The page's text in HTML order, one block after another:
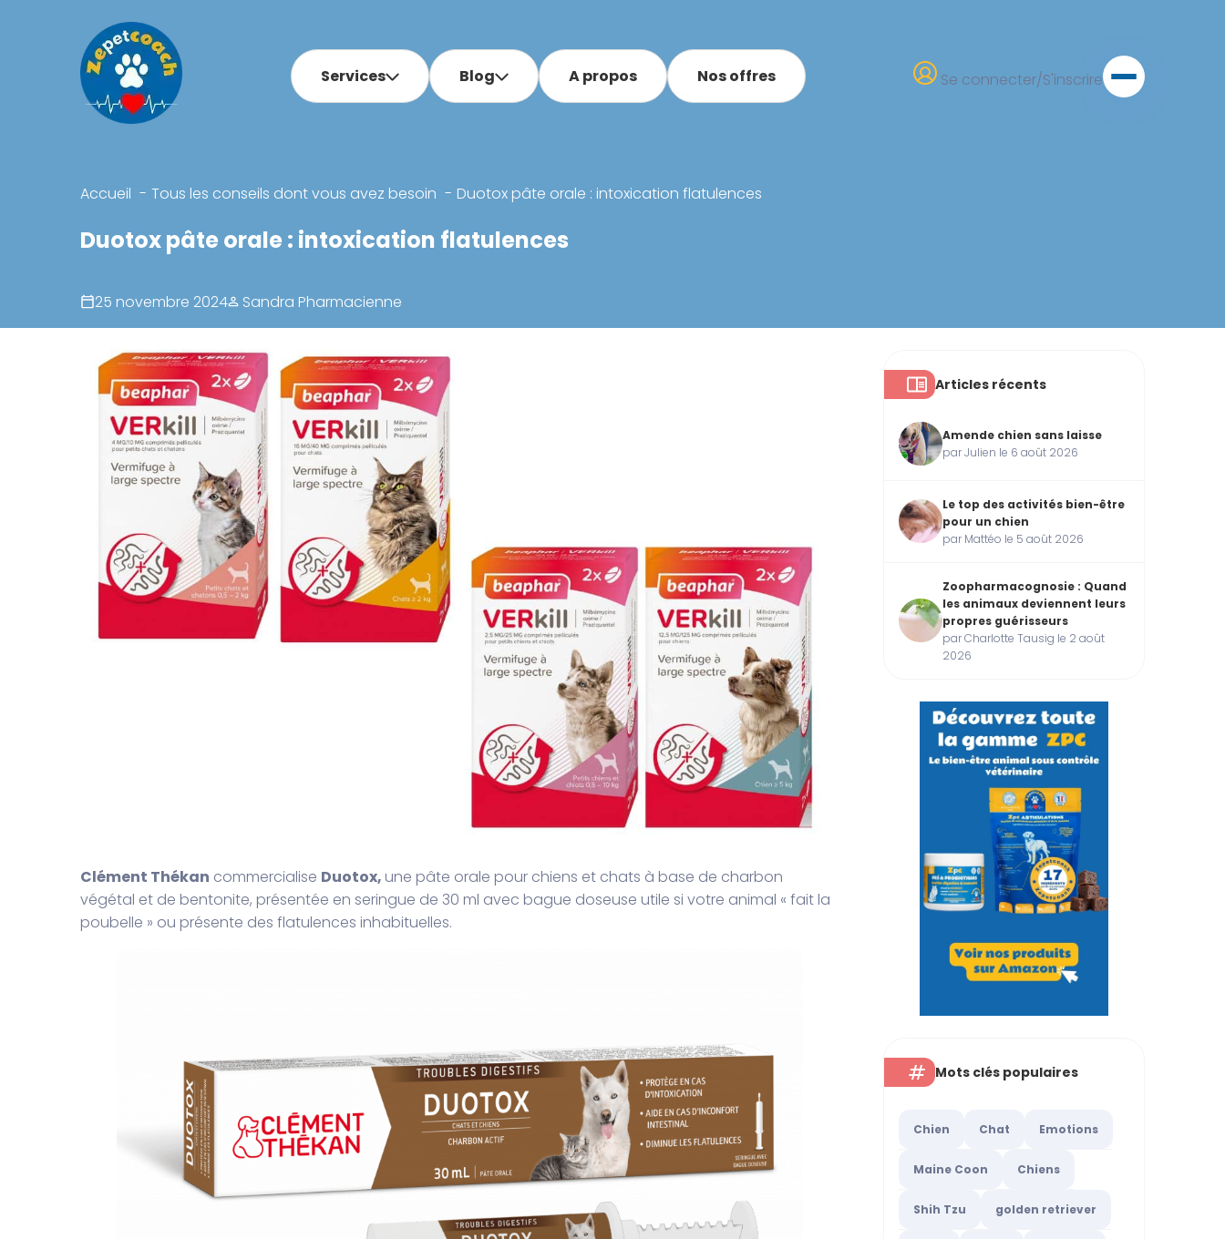
Services Blog A propos Nos offres Se connecter/S'inscrire
Accueil Tous les conseils dont vous avez besoin Duotox pâte orale : intoxication flatulences
Duotox pâte orale : intoxication flatulences
25 novembre 2024 Sandra Pharmacienne
Clément Thékan commercialise Duotox, une pâte orale pour chiens et chats à base de charbon
végétal et de bentonite, présentée en seringue de 30 ml avec bague doseuse utile si votre animal « fait la
poubelle » ou présente des flatulences inhabituelles.
Articles récents
Amende chien sans laisse
par Julien le 6 août 2026
Le top des activités bien-être
pour un chien
par Mattéo le 5 août 2026
Zoopharmacognosie : Quand
les animaux deviennent leurs
propres guérisseurs
par Charlotte Tausig le 2 août
2026
Mots clés populaires
Chien Chat Emotions
Maine Coon Chiens
Shih Tzu golden retriever